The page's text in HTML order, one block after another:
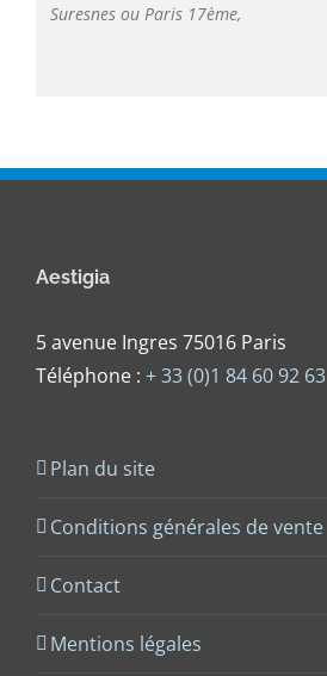
Suresnes ou Paris 17ème,
Aestigia
5 avenue Ingres 75016 Paris
Téléphone : + 33 (0)1 84 60 92 63
Plan du site
Conditions générales de vente
Contact
Mentions légales